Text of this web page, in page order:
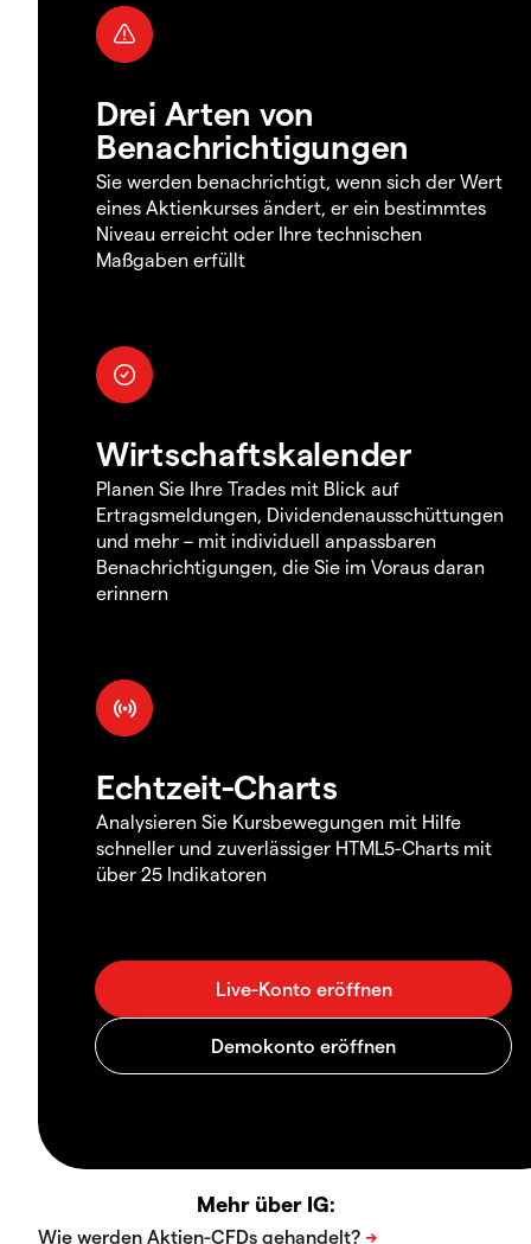
Drei Arten von
Benachrichtigungen
Sie werden benachrichtigt, wenn sich der Wert
eines Aktienkurses ändert, er ein bestimmtes
Niveau erreicht oder Ihre technischen
Maßgaben erfüllt
Wirtschaftskalender
Planen Sie Ihre Trades mit Blick auf
Ertragsmeldungen, Dividendenausschüttungen
und mehr – mit individuell anpassbaren
Benachrichtigungen, die Sie im Voraus daran
erinnern
Echtzeit-Charts
Analysieren Sie Kursbewegungen mit Hilfe
schneller und zuverlässiger HTML5-Charts mit
über 25 Indikatoren
Mehr über IG: